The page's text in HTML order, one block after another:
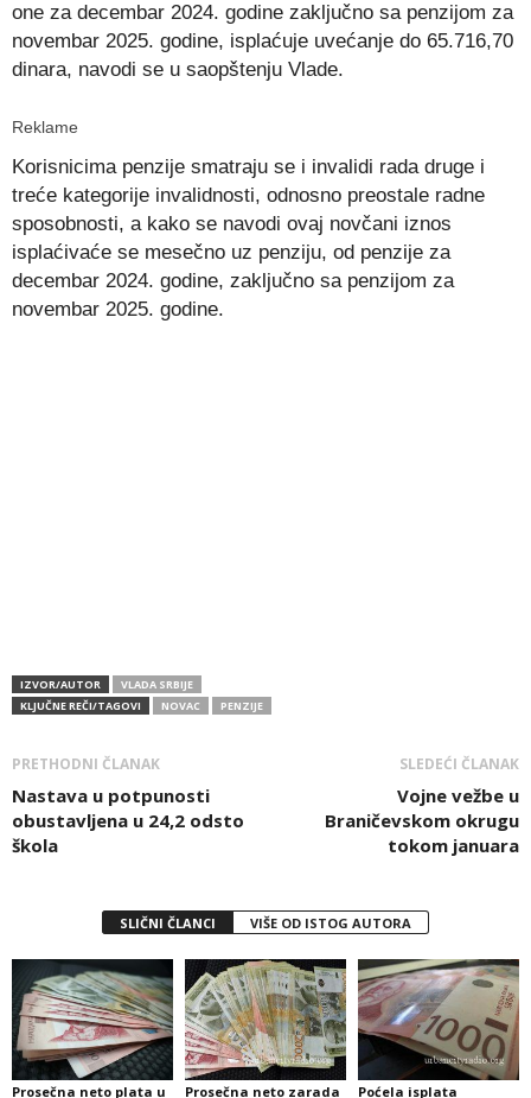
one za decembar 2024. godine zaključno sa penzijom za
novembar 2025. godine, isplaćuje uvećanje do 65.716,70
dinara, navodi se u saopštenju Vlade.
Reklame
Korisnicima penzije smatraju se i invalidi rada druge i
treće kategorije invalidnosti, odnosno preostale radne
sposobnosti, a kako se navodi ovaj novčani iznos
isplaćivaće se mesečno uz penziju, od penzije za
decembar 2024. godine, zaključno sa penzijom za
novembar 2025. godine.
IZVOR/AUTOR
VLADA SRBIJE
KLJUČNE REČI/TAGOVI
NOVAC PENZIJE
PRETHODNI ČLANAK
Nastava u potpunosti
obustavljena u 24,2 odsto
škola
SLEDEĆI ČLANAK
Vojne vežbe u
Braničevskom okrugu
tokom januara
SLIČNI ČLANCI VIŠE OD ISTOG AUTORA
Prosečna neto plata u
Prosečna neto zarada
Poćela isplata